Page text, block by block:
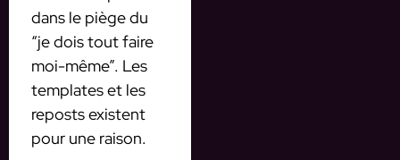
dans le piège du
“je dois tout faire
moi-même”. Les
templates et les
reposts existent
pour une raison.